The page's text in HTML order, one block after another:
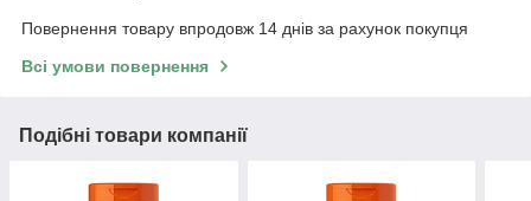
Повернення товару впродовж 14 днів за рахунок покупця
Всі умови повернення
Подібні товари компанії